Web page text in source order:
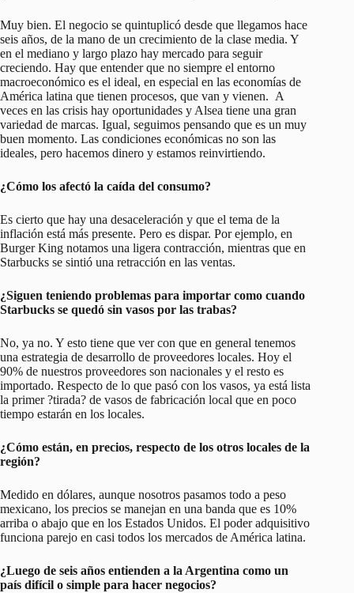
Muy bien. El negocio se quintuplicó desde que llegamos hace
seis años, de la mano de un crecimiento de la clase media. Y
en el mediano y largo plazo hay mercado para seguir
creciendo. Hay que entender que no siempre el entorno
macroeconómico es el ideal, en especial en las economías de
América latina que tienen procesos, que van y vienen. A
veces en las crisis hay oportunidades y Alsea tiene una gran
variedad de marcas. Igual, seguimos pensando que es un muy
buen momento. Las condiciones económicas no son las
ideales, pero hacemos dinero y estamos reinvirtiendo.
¿Cómo los afectó la caída del consumo?
Es cierto que hay una desaceleración y que el tema de la
inflación está más presente. Pero es dispar. Por ejemplo, en
Burger King notamos una ligera contracción, mientras que en
Starbucks se sintió una retracción en las ventas.
¿Siguen teniendo problemas para importar como cuando
Starbucks se quedó sin vasos por las trabas?
No, ya no. Y esto tiene que ver con que en general tenemos
una estrategia de desarrollo de proveedores locales. Hoy el
90% de nuestros proveedores son nacionales y el resto es
importado. Respecto de lo que pasó con los vasos, ya está lista
la primer ?tirada? de vasos de fabricación local que en poco
tiempo estarán en los locales.
¿Cómo están, en precios, respecto de los otros locales de la
región?
Medido en dólares, aunque nosotros pasamos todo a peso
mexicano, los precios se manejan en una banda que es 10%
arriba o abajo que en los Estados Unidos. El poder adquisitivo
funciona parejo en casi todos los mercados de América latina.
¿Luego de seis años entienden a la Argentina como un
país difícil o simple para hacer negocios?